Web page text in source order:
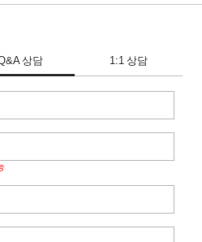
상담 1:1 상담